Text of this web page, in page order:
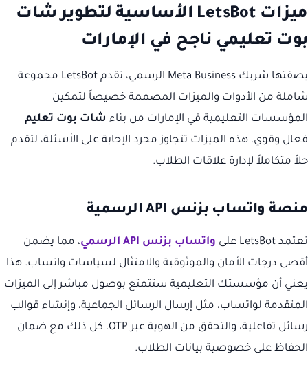
ميزات LetsBot الأساسية لتطوير شات
بوت تعليمي ناجح في الإمارات
بصفتها شريك Meta Business الرسمي، تقدم LetsBot مجموعة
شاملة من الأدوات والميزات المصممة خصيصاً لتمكين
المؤسسات التعليمية في الإمارات من بناء شات بوت تعليم
فعال وقوي. هذه الميزات تتجاوز مجرد الإجابة على الأسئلة، لتقدم
حلاً متكاملاً لإدارة علاقات الطلاب.
منصة واتساب بزنس API الرسمية
تعتمد LetsBot على واتساب بزنس API الرسمي
، مما يضمن
أقصى درجات الأمان والموثوقية والامتثال لسياسات واتساب. هذا
يعني أن مؤسستك التعليمية ستتمتع بوصول مباشر إلى الميزات
المتقدمة لواتساب، مثل إرسال الرسائل الجماعية، وإنشاء قوالب
رسائل تفاعلية، والتحقق من الهوية عبر OTP، كل ذلك مع ضمان
الحفاظ على خصوصية بيانات الطلاب.